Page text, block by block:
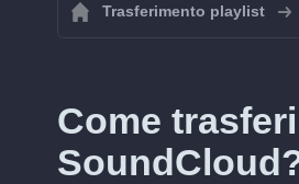
Trasferimento playlist
Come